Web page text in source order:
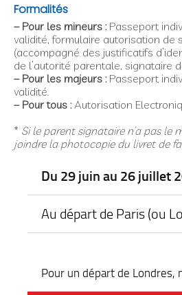
Formalités
– Pour les mineurs :Passeport
validité, formulaire autorisation de
(accompagné des justificatifs
de l’autorité parentale, signataire
– Pour les majeurs :Passeport
validité.
– Pour tous :Autorisation
* Si le parent signataire n’a pas le
joindre la photocopie du livret de
Du 29 juin au 26 juillet
Au départ de Paris (ou
Pour un départ de Londres,